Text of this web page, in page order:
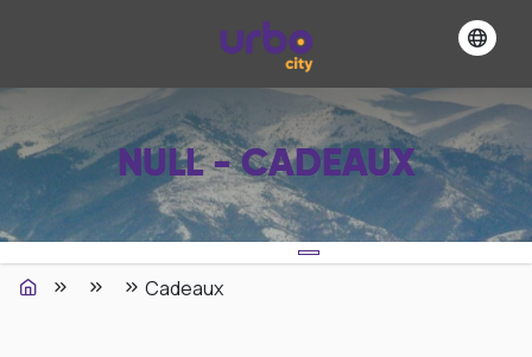
NULL - CADEAUX
Cadeaux